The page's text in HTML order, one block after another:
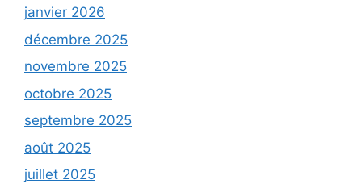
janvier 2026
décembre 2025
novembre 2025
octobre 2025
septembre 2025
août 2025
juillet 2025